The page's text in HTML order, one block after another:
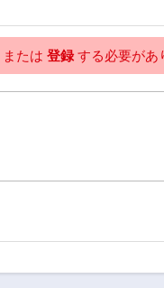
または 登録する必要があ